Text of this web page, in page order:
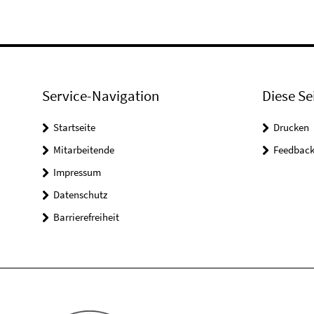
Service-Navigation
Startseite
Mitarbeitende
Impressum
Datenschutz
Barrierefreiheit
Diese
Drucken
Feedback